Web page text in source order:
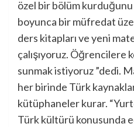
özel bir bölüm kurduğunu
boyunca bir müfredat
ders kitapları ve yeni
çalışıyoruz. Öğrencilere
sunmak istiyoruz ”dedi.
her birinde Türk
kütüphaneler kurar.
Türk kültürü konusunda